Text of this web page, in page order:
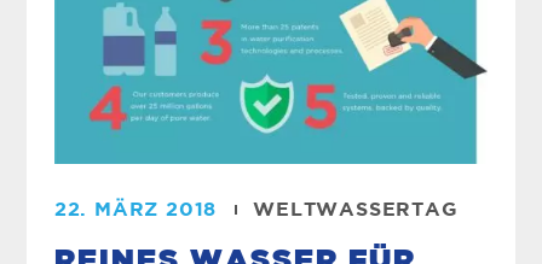
22. MÄRZ 2018 WELTWASSERTAG